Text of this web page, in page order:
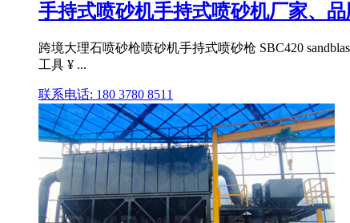
手持式喷砂机手持式喷砂机厂家、
跨境大理石喷砂枪喷砂机手持式喷砂枪 SBC420
工具 ¥ ...
联系电话: 180 3780 8511